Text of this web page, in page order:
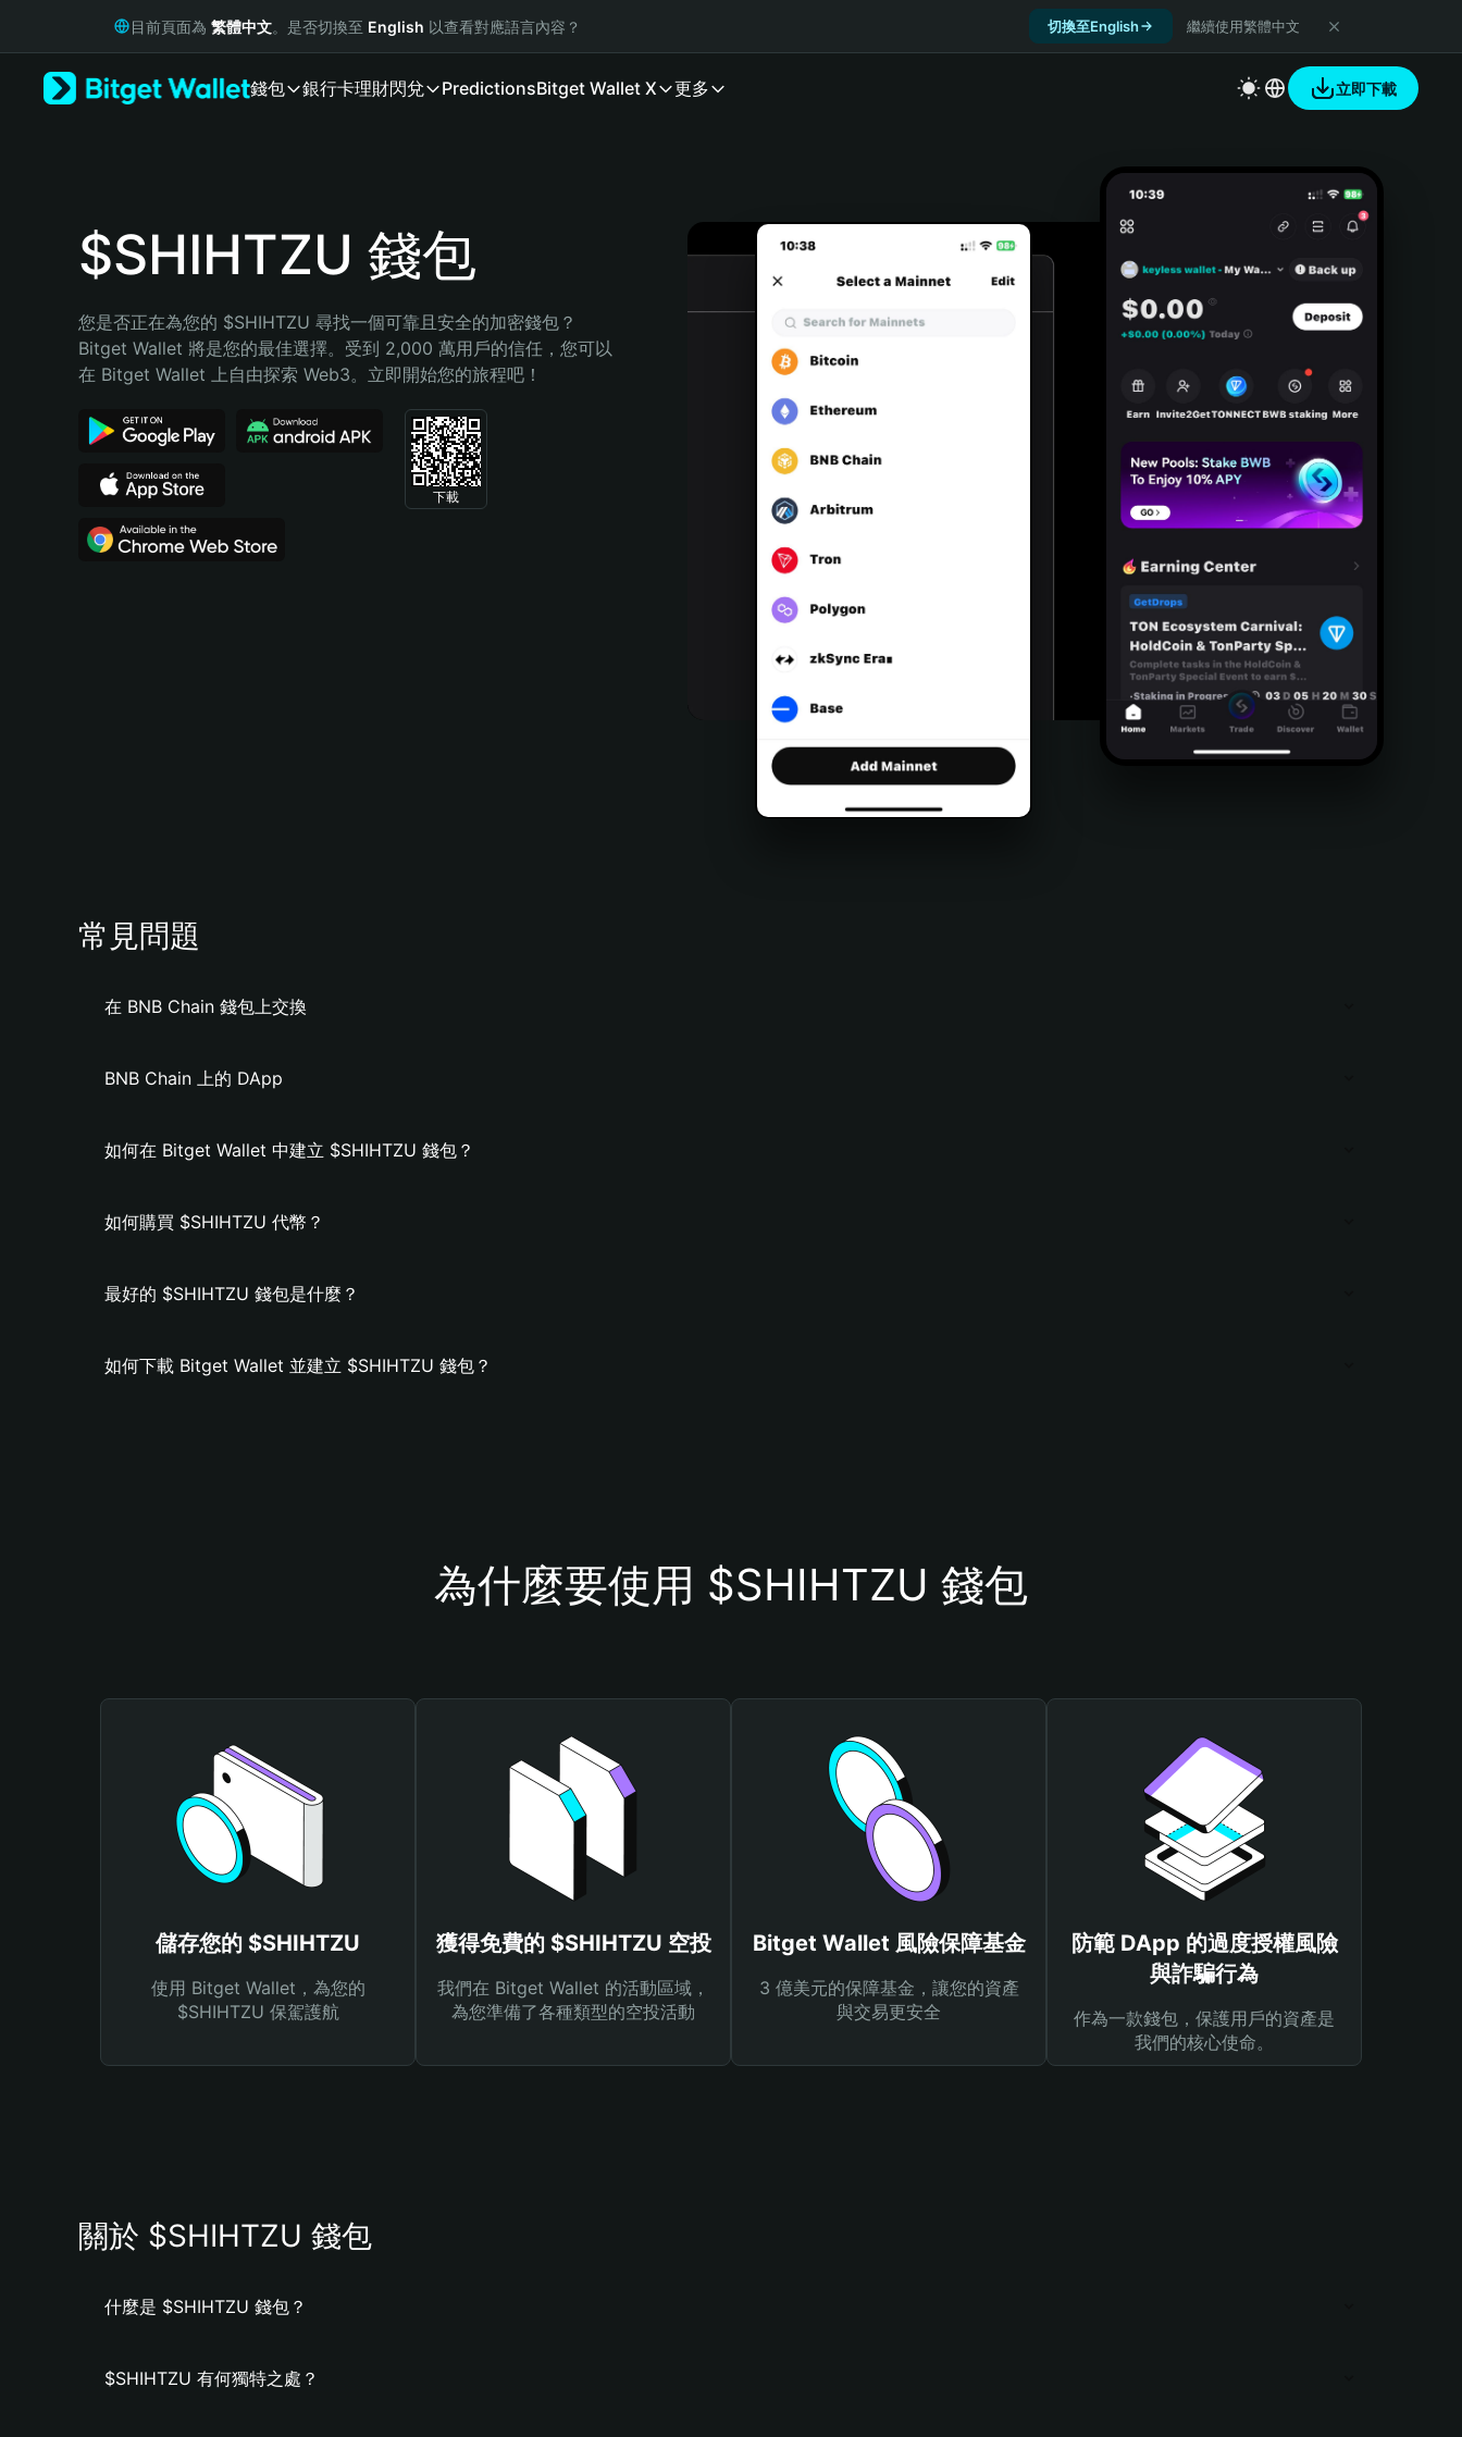
Русский
Bahasa Indonesia
Español (Argentina)
目前頁面為 繁體中文。是否切換至 English 以查看對應語言內容？ 切換至English 繼續使用繁體中文
錢包 銀行卡理財閃兌 PredictionsBitget Wallet X 更多 立即下載
$SHIHTZU 錢包
您是否正在為您的 $SHIHTZU 尋找一個可靠且安全的加密錢包？
Bitget Wallet 將是您的最佳選擇。受到 2,000 萬用戶的信任，您可以
在 Bitget Wallet 上自由探索 Web3。立即開始您的旅程吧！
下載
常見問題
在 BNB Chain 錢包上交換
BNB Chain 上的 DApp
如何在 Bitget Wallet 中建立 $SHIHTZU 錢包？
如何購買 $SHIHTZU 代幣？
最好的 $SHIHTZU 錢包是什麼？
如何下載 Bitget Wallet 並建立 $SHIHTZU 錢包？
為什麼要使用 $SHIHTZU 錢包
儲存您的 $SHIHTZU
使用 Bitget Wallet，為您的
$SHIHTZU 保駕護航
獲得免費的 $SHIHTZU 空投
我們在 Bitget Wallet 的活動區域，
為您準備了各種類型的空投活動
Bitget Wallet 風險保障基金
3 億美元的保障基金，讓您的資產
與交易更安全
防範 DApp 的過度授權風險
與詐騙行為
作為一款錢包，保護用戶的資產是
我們的核心使命。
關於 $SHIHTZU 錢包
什麼是 $SHIHTZU 錢包？
$SHIHTZU 有何獨特之處？